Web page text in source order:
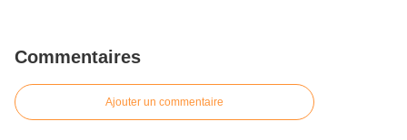
Commentaires
Ajouter un commentaire